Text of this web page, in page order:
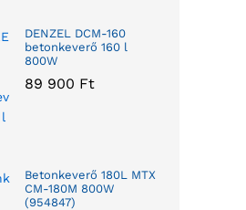
DENZEL DCM-160
betonkeverő 160 l
800W
89 900 Ft
Betonkeverő 180L MTX
CM-180M 800W
(954847)